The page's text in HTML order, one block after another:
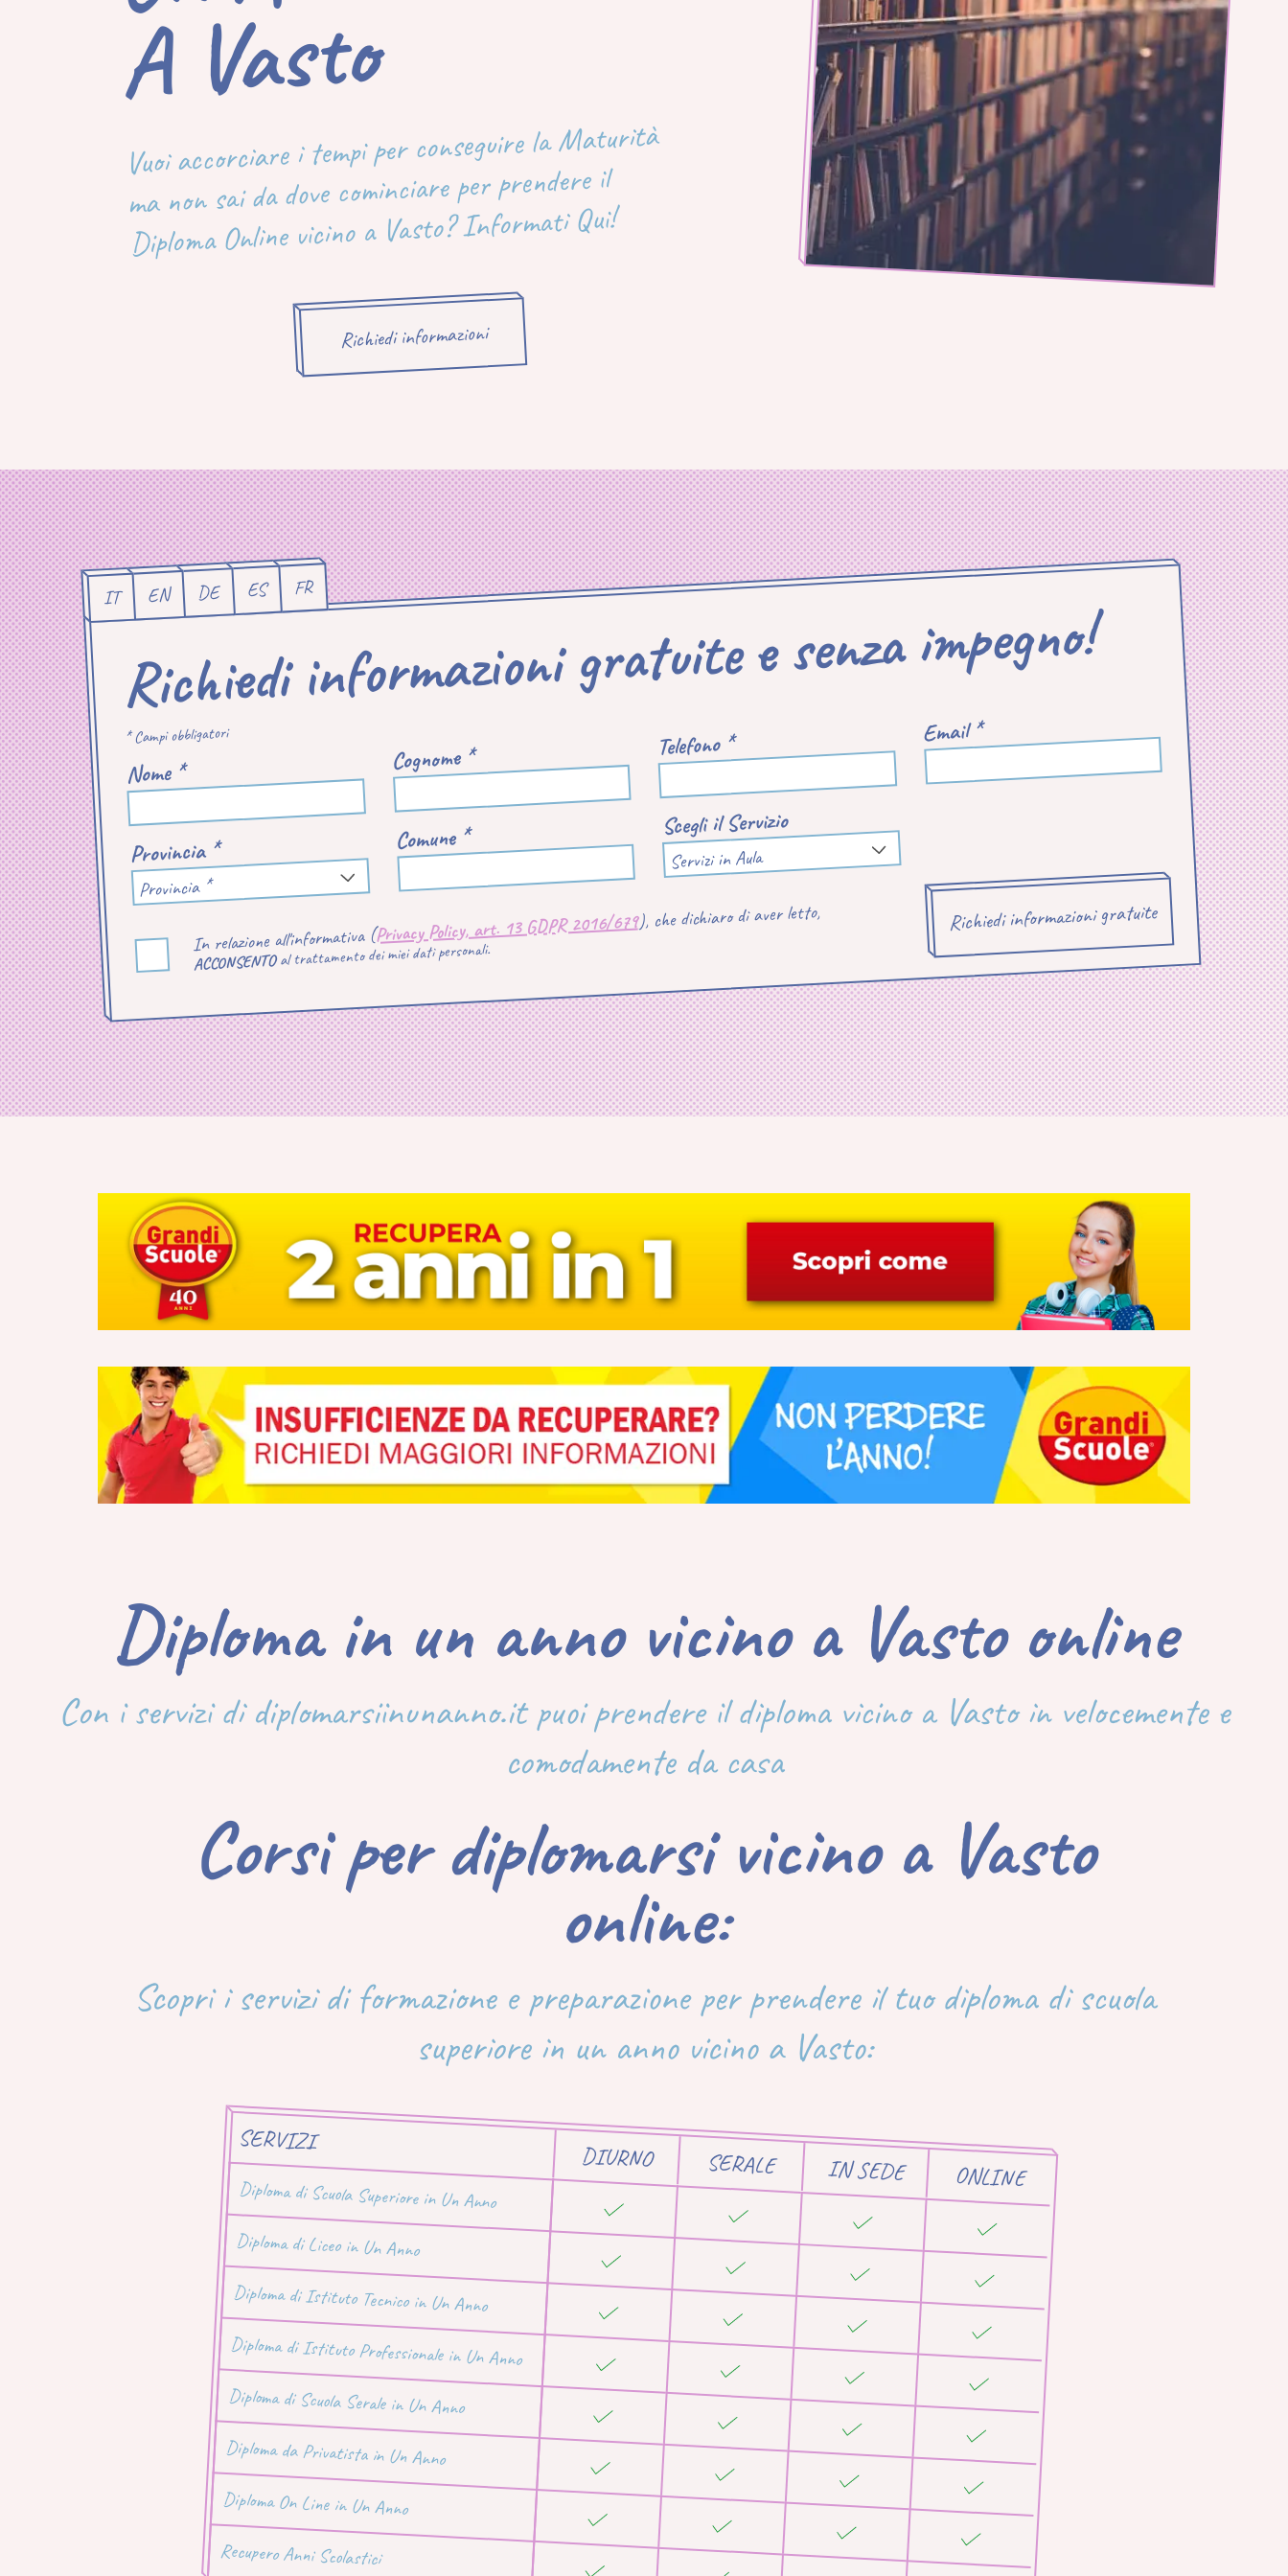
Asto
Vuoi accorciare i tempi per conseguire la Maturità
ma non sai da dove cominciare per prendere il
Diploma Online vicino a Vasto? Informati Qui!
Richiedi informazioni
IT EN DE ES FR
Richiedi informazioni gratuite e senza impegno!
* Campi obbligatori
Nome * Cognome * Telefono * Email *
Provincia *
Provincia *
Comune * Scegli il Servizio
Servizi in Aula
In relazione all'informativa (Privacy Policy, art. 13 GDPR 2016/679), che dichiaro di aver letto,
ACCONSENTOal trattamento dei miei dati personali.
Diploma in un anno vicino a Vasto online
Con i servizi di diplomarsiinunanno.it puoi prendere il diploma vicino a Vasto in velocemente e
comodamente da casa
Corsi per diplomarsi vicino a Vasto
online:
Scopri i servizi di formazione e preparazione per prendere il tuo diploma di scuola
superiore in un anno vicino a Vasto:
SERVIZI
DIURNO SERALE IN SEDE ONLINE
Diploma di Scuola Superiore in Un Anno
Diploma di Liceo in Un Anno
Diploma di Istituto Tecnico in Un Anno
Diploma di Istituto Professionale in Un Anno
Diploma di Scuola Serale in Un Anno
Diploma da Privatista in Un Anno
Diploma On Line in Un Anno
Recupero Anni Scolastici